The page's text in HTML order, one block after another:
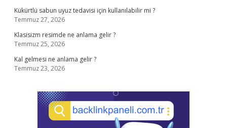
Kükürtlü sabun uyuz tedavisi için kullanılabilir mi ?
Temmuz 27, 2026
Klasisizm resimde ne anlama gelir ?
Temmuz 25, 2026
Kal gelmesi ne anlama gelir ?
Temmuz 23, 2026